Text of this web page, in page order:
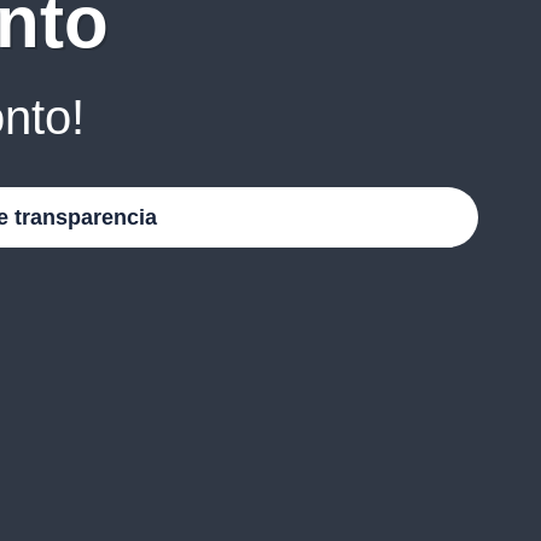
transparencia